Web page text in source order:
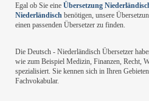
Egal ob Sie eine Übersetzung
Niederländisch benötigen, unsere
einen passenden Übersetzer zu finden.
Die Deutsch - Niederländisch Übersetzer
wie zum Beispiel Medizin, Finanzen, Recht,
spezialisiert. Sie kennen sich in Ihren
Fachvokabular.